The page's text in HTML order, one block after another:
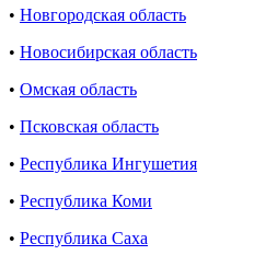
• Новгородская область
• Новосибирская область
• Омская область
• Псковская область
• Республика Ингушетия
• Республика Коми
• Республика Саха